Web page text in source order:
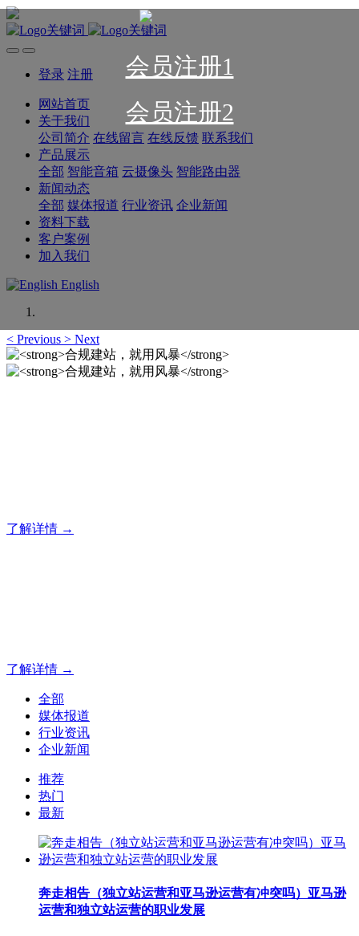
会员注册1
会员注册2
登录 注册
网站首页
关于我们
公司简介 在线留言 在线反馈 联系我们
产品展示
全部 智能音箱 云摄像头 智能路由器
新闻动态
全部 媒体报道 行业资讯 企业新闻
资料下载
客户案例
加入我们
English
< Previous > Next
了解详情 →
了解详情 →
全部
媒体报道
行业资讯
企业新闻
推荐
热门
最新
奔走相告（独立站运营和亚马逊运营有冲突吗）亚马逊
运营和独立站运营的职业发展